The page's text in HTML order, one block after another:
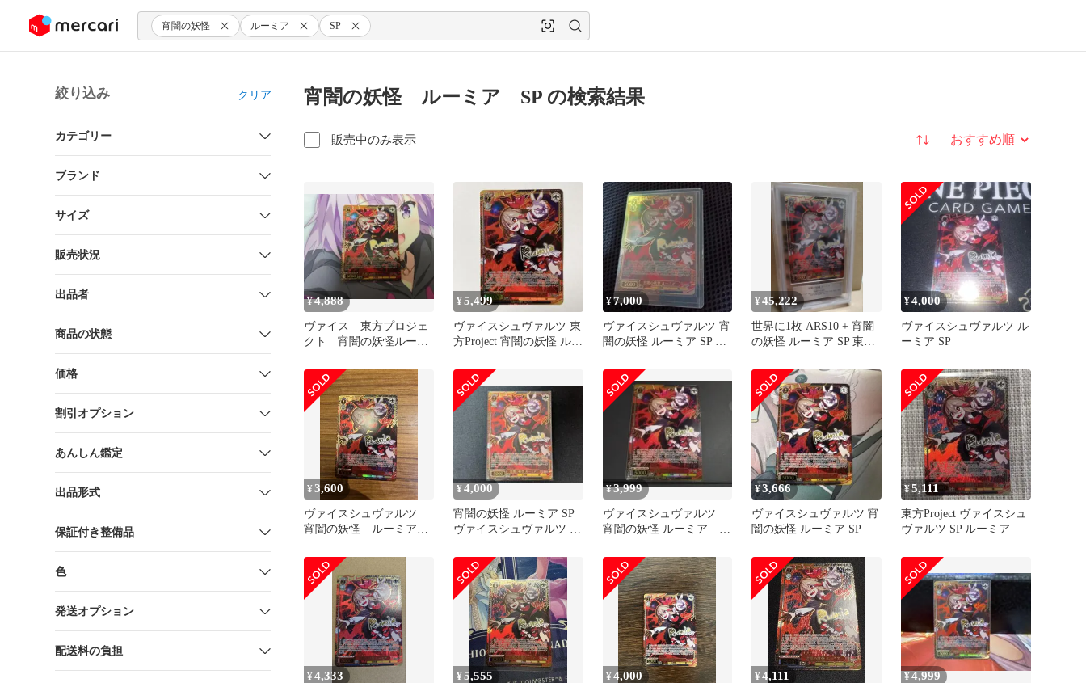
ツにスキップ 宵闇の妖怪 ルーミア SP
絞り込み クリア
カテゴリー
ブランド
サイズ
販売状況
出品者
商品の状態
価格
割引オプション
あんしん鑑定
出品形式
保証付き整備品
色
発送オプション
配送料の負担
宵闇の妖怪 ルーミア SP の検索結果
販売中のみ表示 並び替え
¥4,888
ヴァイス 東方プロジェ
クト 宵闇の妖怪ルーミ
¥5,499
ヴァイスシュヴァルツ 東
方Project 宵闇の妖怪 ルー
¥7,000
ヴァイスシュヴァルツ 宵
闇の妖怪 ルーミア SP 東
¥45,222
世界に1枚 ARS10 + 宵闇
の妖怪 ルーミア SP 東方
¥4,000
ヴァイスシュヴァルツ ル
ーミア SP
¥3,600
ヴァイスシュヴァルツ
宵闇の妖怪 ルーミア
¥4,000
宵闇の妖怪 ルーミア SP
ヴァイスシュヴァルツ 東
¥3,999
ヴァイスシュヴァルツ
宵闇の妖怪 ルーミア
¥3,666
ヴァイスシュヴァルツ 宵
闇の妖怪 ルーミア SP
¥5,111
東方Project ヴァイスシュ
ヴァルツ SP ルーミア
¥4,333 ¥5,555 ¥4,000 ¥4,111 ¥4,999